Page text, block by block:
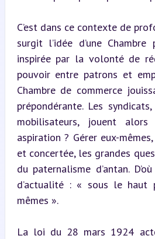
C’est dans ce contexte de
surgit l’idée d’une
inspirée par la volonté de
pouvoir entre patrons et
Chambre de commerce
prépondérante. Les
mobilisateurs, jouent
aspiration ? Gérer eux-
et concertée, les grandes
du paternalisme d’antan.
d’actualité : « sous le haut
mêmes ».
La loi du 28 mars 1924